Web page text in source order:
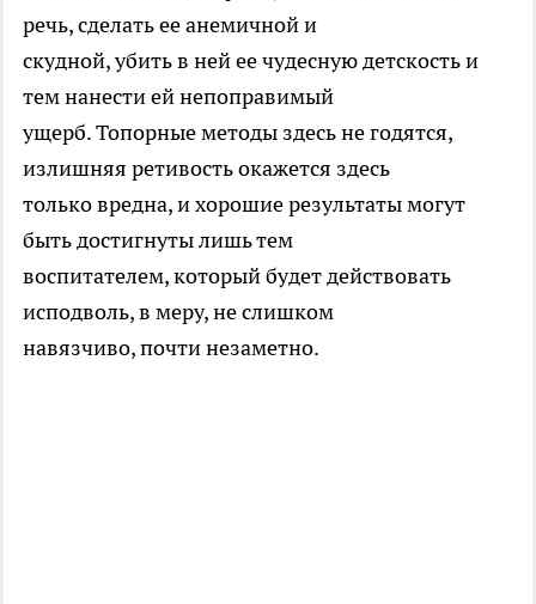
речь, сделать ее анемичной и
скудной, убить в ней ее чудесную детскость и
тем нанести ей непоправимый
ущерб. Топорные методы здесь не годятся,
излишняя ретивость окажется здесь
только вредна, и хорошие результаты могут
быть достигнуты лишь тем
воспитателем, который будет действовать
исподволь, в меру, не слишком
навязчиво, почти незаметно.